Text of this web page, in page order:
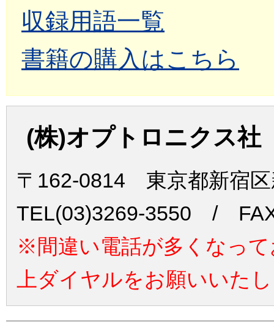
収録用語一覧
書籍の購入はこちら
(株)オプトロニクス社
〒162-0814 東京都新宿
TEL(03)3269-3550 /
※間違い電話が多くなっ
上ダイヤルをお願いいた